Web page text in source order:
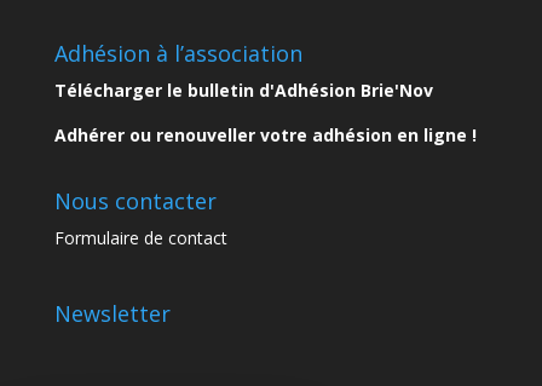
Adhésion à l’association
Télécharger le bulletin d'Adhésion Brie'Nov
Adhérer ou renouveller votre adhésion en ligne !
Nous contacter
Formulaire de contact
Newsletter